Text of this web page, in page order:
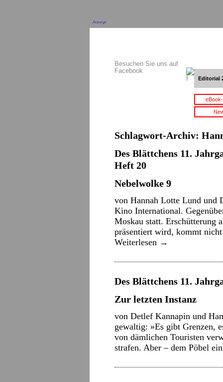
Anzeige
Besuchen Sie uns auf
Facebook
Editorial
Schlagwort-Archiv:
Des Blättchens 11.
Heft 20
Nebelwolke 9
von Hannah Lotte Lund und
Kino International.
Moskau statt. Erschütterung
präsentiert wird, kommt
Weiterlesen →
Des Blättchens 11.
Zur letzten Instanz
von Detlef Kannapin und
gewaltig: »Es gibt Grenzen,
von dämlichen Touristen
strafen. Aber – dem Pöbel